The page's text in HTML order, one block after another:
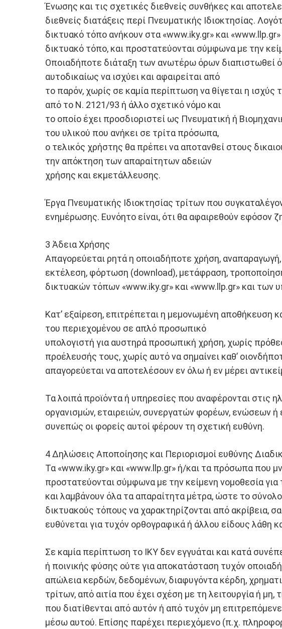
Ένωσης και τις σχετικές διεθνείς συνθήκες και
διεθνείς διατάξεις περί Πνευματικής Ιδιοκτησίας.
δικτυακό τόπο ανήκουν στα «www.iky.gr» και
δικτυακό τόπο, και προστατεύονται σύμφωνα με την
Οποιαδήποτε διάταξη των ανωτέρω όρων διαπιστωθεί
αυτοδικαίως να ισχύει και αφαιρείται από
το παρόν, χωρίς σε καμία περίπτωση να θίγεται η
από το Ν. 2121/93 ή άλλο σχετικό νόμο και
το οποίο έχει προσδιοριστεί ως Πνευματική ή
του υλικού που ανήκει σε τρίτα πρόσωπα,
ο τελικός χρήστης θα πρέπει να αποτανθεί στους
την απόκτηση των απαραίτητων αδειών
χρήσης και εκμετάλλευσης.
Έργα Πνευματικής Ιδιοκτησίας τρίτων που
ενημέρωσης. Ευνόητο είναι, ότι θα αφαιρεθούν εφόσον
3 Άδεια Χρήσης
Απαγορεύεται ρητά η οποιαδήποτε χρήση,
εκτέλεση, φόρτωση (download), μετάφραση,
δικτυακών τόπων «www.iky.gr» και «www.llp.gr» και
Κατ’ εξαίρεση, επιτρέπεται η μεμονωμένη αποθήκευση
του περιεχομένου σε απλό προσωπικό
υπολογιστή για αυστηρά προσωπική χρήση, χωρίς
προέλευσής τους, χωρίς αυτό να σημαίνει καθ’
απαγορεύεται να αποτελέσουν εν όλω ή εν μέρει
Τα λοιπά προϊόντα ή υπηρεσίες που αναφέρονται στις
οργανισμών, εταιρειών, συνεργατών φορέων, ενώσεων ή
συνεπώς οι φορείς αυτοί φέρουν τη σχετική ευθύνη.
4 Δηλώσεις Αποποίησης και Περιορισμοί ευθύνης
Τα «www.iky.gr» και «www.llp.gr» ή/και τα πρόσωπα που
προστατεύονται σύμφωνα με την κείμενη νομοθεσία
και λαμβάνουν όλα τα απαραίτητα μέτρα, ώστε το
δικτυακούς τόπους να χαρακτηρίζονται από ακρίβεια,
ευθύνεται για τυχόν ορθογραφικά ή άλλου είδους
Σε καμία περίπτωση το ΙΚΥ δεν εγγυάται και κατά
ή ποινικής φύσης ούτε για αποκατάσταση τυχόν
απώλεια κερδών, δεδομένων, διαφυγόντα κέρδη,
τρίτων, από αιτία που έχει σχέση με τη λειτουργία ή
που διατίθενται από αυτόν ή από τυχόν μη
μέσω αυτού. Επίσης παρέχει περιεχόμενο (π.χ.